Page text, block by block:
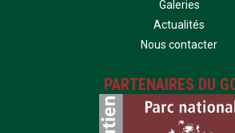
Galeries
Actualités
Nous contacter
PARTENAIRES DU